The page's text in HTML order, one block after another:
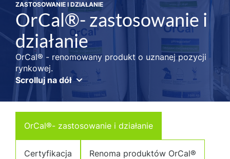
ZASTOSOWANIE I DZIAŁANIE
OrCal®- zastosowanie i
działanie
OrCal® - renomowany produkt o uznanej pozycji
rynkowej.
Scrolluj na dół
OrCal®- zastosowanie i działanie
Certyfikacja Renoma produktów OrCal®